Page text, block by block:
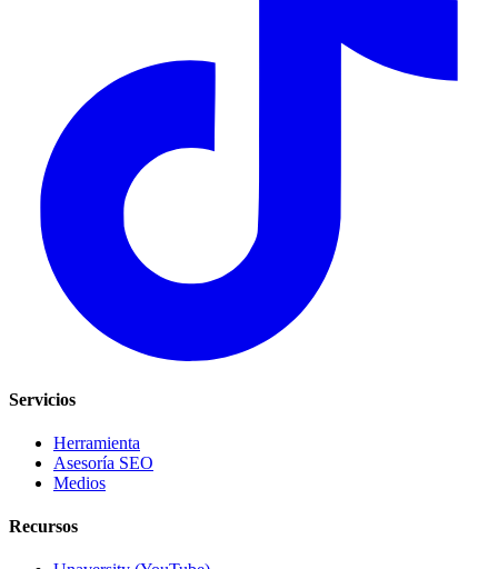
Servicios
Herramienta
Asesoría SEO
Medios
Recursos